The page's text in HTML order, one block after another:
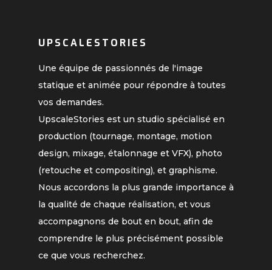
UPSCALESTORIES
Une équipe de passionnés de l'image
statique et animée pour répondre à toutes
vos demandes.
UpscaleStories est un studio spécialisé en
production (tournage, montage, motion
design, mixage, étalonnage et VFX), photo
(retouche et compositing), et graphisme.
Nous accordons la plus grande importance à
la qualité de chaque réalisation, et vous
accompagnons de bout en bout, afin de
comprendre le plus précisément possible
ce que vous recherchez.